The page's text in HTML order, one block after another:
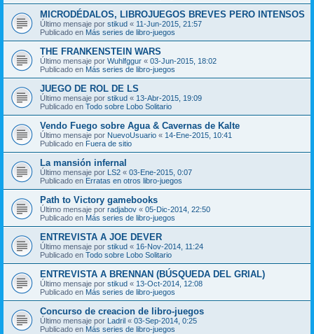
MICRODÉDALOS, LIBROJUEGOS BREVES PERO INTENSOS
Último mensaje por stikud « 11-Jun-2015, 21:57
Publicado en Más series de libro-juegos
THE FRANKENSTEIN WARS
Último mensaje por Wuhlfggur « 03-Jun-2015, 18:02
Publicado en Más series de libro-juegos
JUEGO DE ROL DE LS
Último mensaje por stikud « 13-Abr-2015, 19:09
Publicado en Todo sobre Lobo Solitario
Vendo Fuego sobre Agua & Cavernas de Kalte
Último mensaje por NuevoUsuario « 14-Ene-2015, 10:41
Publicado en Fuera de sitio
La mansión infernal
Último mensaje por LS2 « 03-Ene-2015, 0:07
Publicado en Erratas en otros libro-juegos
Path to Victory gamebooks
Último mensaje por radjabov « 05-Dic-2014, 22:50
Publicado en Más series de libro-juegos
ENTREVISTA A JOE DEVER
Último mensaje por stikud « 16-Nov-2014, 11:24
Publicado en Todo sobre Lobo Solitario
ENTREVISTA A BRENNAN (BÚSQUEDA DEL GRIAL)
Último mensaje por stikud « 13-Oct-2014, 12:08
Publicado en Más series de libro-juegos
Concurso de creacion de libro-juegos
Último mensaje por Ladril « 03-Sep-2014, 0:25
Publicado en Más series de libro-juegos